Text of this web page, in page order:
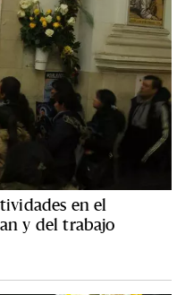
en el
y del trabajo